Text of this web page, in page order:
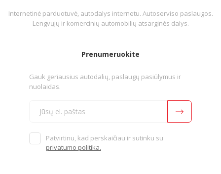
Internetinė parduotuvė, autodalys internetu. Autoserviso paslaugos.
Lengvųjų ir komercinių automobilių atsarginės dalys.
Prenumeruokite
Gauk geriausius autodalių, paslaugų pasiūlymus ir
nuolaidas.
Patvirtinu, kad perskaičiau ir sutinku su
privatumo politika.